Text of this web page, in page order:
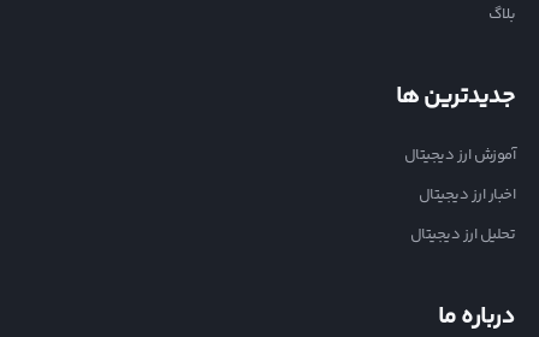
بلاگ
جدیدترین ها
آموزش ارز دیجیتال
اخبار ارز دیجیتال
تحلیل ارز دیجیتال
درباره ما